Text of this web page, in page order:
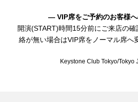
— VIP席をご予約のお客様
開演(START)時間15分前にご来店の
絡が無い場合はVIP席をノーマル席へ
Keystone Club Tokyo/Tokyo